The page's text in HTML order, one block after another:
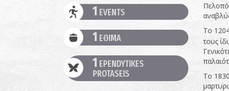
1 EVENTS
1 ΕΘΙΜΑ
1 EPENDYTIKES
PROTASEIS
Το
τους
Το